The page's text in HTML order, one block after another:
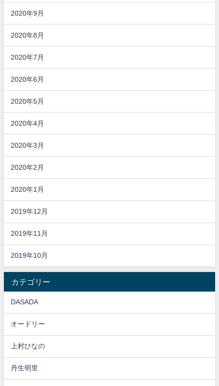
2020年9月
2020年8月
2020年7月
2020年6月
2020年5月
2020年4月
2020年3月
2020年2月
2020年1月
2019年12月
2019年11月
2019年10月
カテゴリー
DASADA
オードリー
上村ひなの
丹生明里